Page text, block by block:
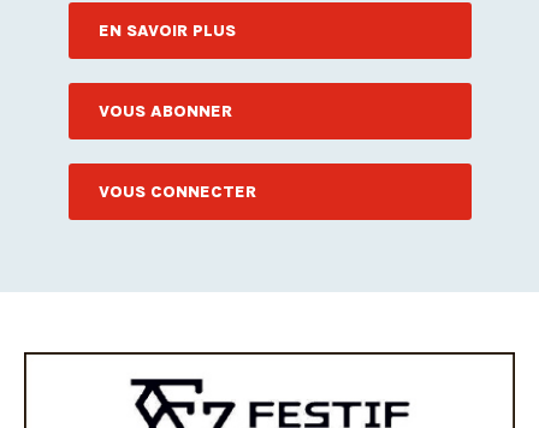
EN SAVOIR PLUS
VOUS ABONNER
VOUS CONNECTER